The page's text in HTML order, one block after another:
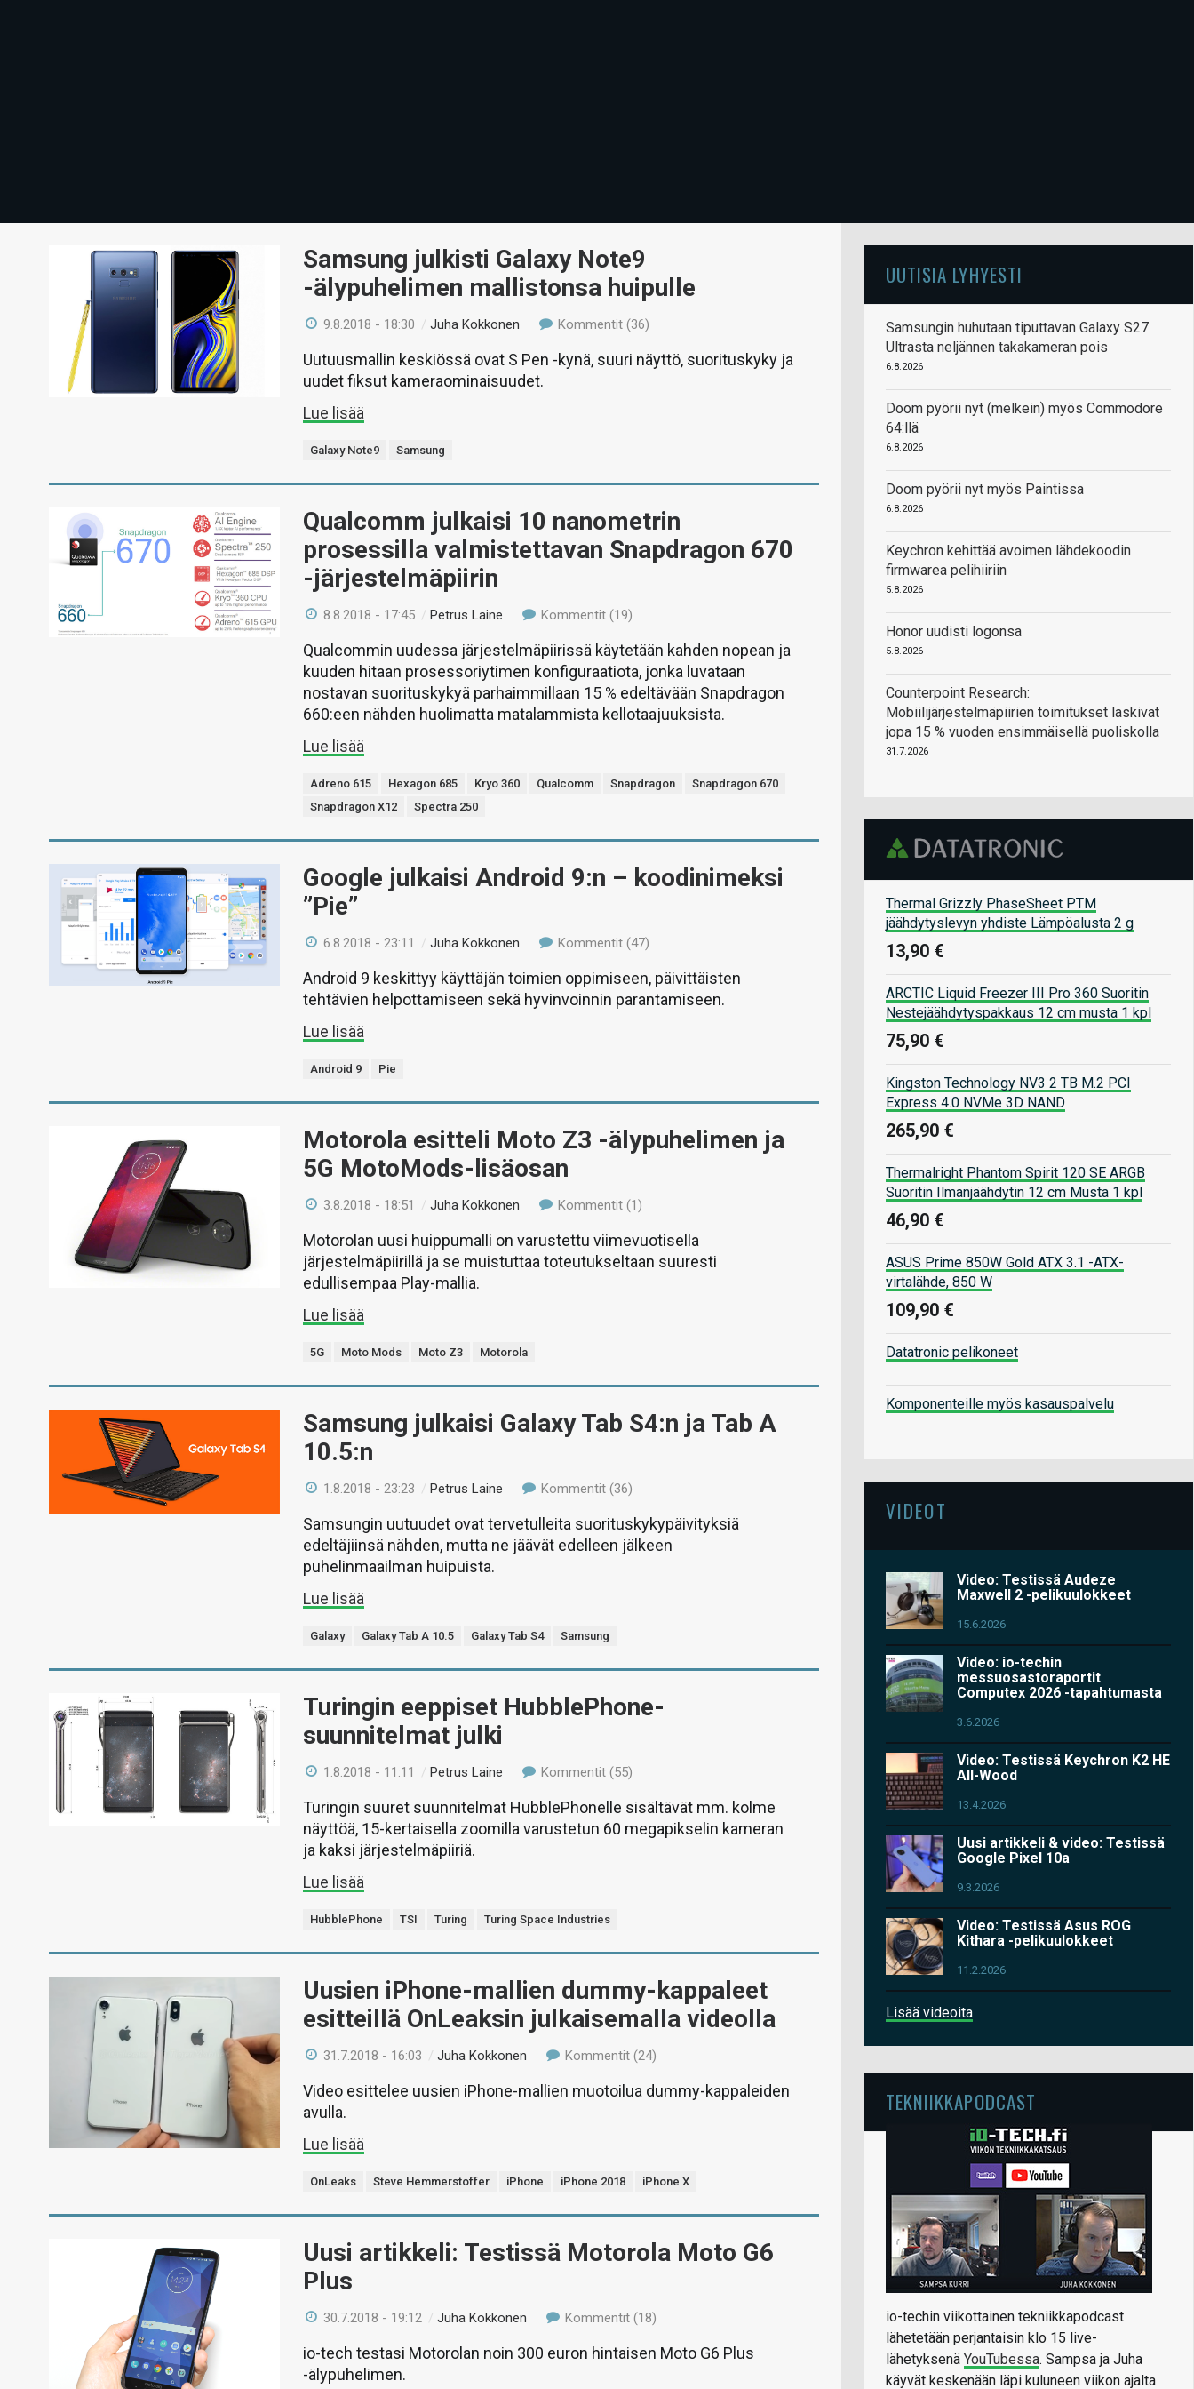
Samsung julkisti Galaxy Note9
-älypuhelimen mallistonsa huipulle
9.8.2018 - 18:30 /Juha Kokkonen Kommentit (36)
Uutuusmallin keskiössä ovat S Pen -kynä, suuri näyttö, suorituskyky ja
uudet fiksut kameraominaisuudet.
Lue lisää
Galaxy Note9 Samsung
Qualcomm julkaisi 10 nanometrin
prosessilla valmistettavan Snapdragon 670
-järjestelmäpiirin
8.8.2018 - 17:45 /Petrus Laine Kommentit (19)
Qualcommin uudessa järjestelmäpiirissä käytetään kahden nopean ja
kuuden hitaan prosessoriytimen konfiguraatiota, jonka luvataan
nostavan suorituskykyä parhaimmillaan 15 % edeltävään Snapdragon
660:een nähden huolimatta matalammista kellotaajuuksista.
Lue lisää
Adreno 615 Hexagon 685 Kryo 360 Qualcomm Snapdragon
Snapdragon 670
Snapdragon X12
Spectra 250
Google julkaisi Android 9:n – koodinimeksi
”Pie”
6.8.2018 - 23:11 /Juha Kokkonen Kommentit (47)
Android 9 keskittyy käyttäjän toimien oppimiseen, päivittäisten
tehtävien helpottamiseen sekä hyvinvoinnin parantamiseen.
Lue lisää
Android 9 Pie
Motorola esitteli Moto Z3 -älypuhelimen ja
5G MotoMods-lisäosan
3.8.2018 - 18:51 /Juha Kokkonen Kommentit (1)
Motorolan uusi huippumalli on varustettu viimevuotisella
järjestelmäpiirillä ja se muistuttaa toteutukseltaan suuresti
edullisempaa Play-mallia.
Lue lisää
5G Moto Mods Moto Z3 Motorola
Samsung julkaisi Galaxy Tab S4:n ja Tab A
10.5:n
1.8.2018 - 23:23 /Petrus Laine Kommentit (36)
Samsungin uutuudet ovat tervetulleita suorituskykypäivityksiä
edeltäjiinsä nähden, mutta ne jäävät edelleen jälkeen
puhelinmaailman huipuista.
Lue lisää
Galaxy Galaxy Tab A 10.5 Galaxy Tab S4 Samsung
Turingin eeppiset HubblePhone-
suunnitelmat julki
1.8.2018 - 11:11 /Petrus Laine Kommentit (55)
Turingin suuret suunnitelmat HubblePhonelle sisältävät mm. kolme
näyttöä, 15-kertaisella zoomilla varustetun 60 megapikselin kameran
ja kaksi järjestelmäpiiriä.
Lue lisää
HubblePhone TSI Turing Turing Space Industries
Uusien iPhone-mallien dummy-kappaleet
esitteillä OnLeaksin julkaisemalla videolla
31.7.2018 - 16:03 /Juha Kokkonen Kommentit (24)
Video esittelee uusien iPhone-mallien muotoilua dummy-kappaleiden
avulla.
Lue lisää
OnLeaks Steve Hemmerstoffer iPhone iPhone 2018 iPhone X
Uusi artikkeli: Testissä Motorola Moto G6
Plus
30.7.2018 - 19:12 /Juha Kokkonen Kommentit (18)
io-tech testasi Motorolan noin 300 euron hintaisen Moto G6 Plus
-älypuhelimen.
UUTISIA LYHYESTI
Samsungin huhutaan tiputtavan Galaxy S27
Ultrasta neljännen takakameran pois
6.8.2026
Doom pyörii nyt (melkein) myös Commodore
64:llä
6.8.2026
Doom pyörii nyt myös Paintissa
6.8.2026
Keychron kehittää avoimen lähdekoodin
firmwarea pelihiiriin
5.8.2026
Honor uudisti logonsa
5.8.2026
Counterpoint Research:
Mobiilijärjestelmäpiirien toimitukset laskivat
jopa 15 % vuoden ensimmäisellä puoliskolla
31.7.2026
Thermal Grizzly PhaseSheet PTM
jäähdytyslevyn yhdiste Lämpöalusta 2 g
13,90 €
ARCTIC Liquid Freezer III Pro 360 Suoritin
Nestejäähdytyspakkaus 12 cm musta 1 kpl
75,90 €
Kingston Technology NV3 2 TB M.2 PCI
Express 4.0 NVMe 3D NAND
265,90 €
Thermalright Phantom Spirit 120 SE ARGB
Suoritin Ilmanjäähdytin 12 cm Musta 1 kpl
46,90 €
ASUS Prime 850W Gold ATX 3.1 -ATX-
virtalähde, 850 W
109,90 €
Datatronic pelikoneet
Komponenteille myös kasauspalvelu
VIDEOT
Video: Testissä Audeze
Maxwell 2 -pelikuulokkeet
15.6.2026
Video: io-techin
messuosastoraportit
Computex 2026 -tapahtumasta
3.6.2026
Video: Testissä Keychron K2 HE
All-Wood
13.4.2026
Uusi artikkeli & video: Testissä
Google Pixel 10a
9.3.2026
Video: Testissä Asus ROG
Kithara -pelikuulokkeet
11.2.2026
Lisää videoita
TEKNIIKKAPODCAST
io-techin viikottainen tekniikkapodcast
lähetetään perjantaisin klo 15 live-
lähetyksenä YouTubessa. Sampsa ja Juha
käyvät keskenään läpi kuluneen viikon ajalta